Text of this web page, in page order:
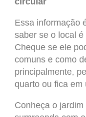
Essa informação
saber se o local
Cheque se ele
comuns e como
principalmente,
quarto ou fica em
Conheça o jardim